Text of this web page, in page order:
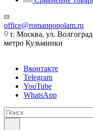
office@romanpopolam.ru
г. Москва, ул.
метро Кузьминки
Вконтакте
Telegram
YouTube
WhatsApp